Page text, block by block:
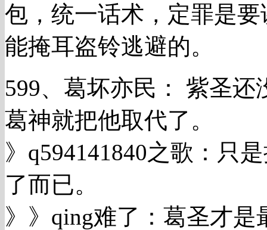
包，统一话术，定罪是
能掩耳盗铃逃避的。
599、葛坏亦民： 紫圣还
葛神就把他取代了。
》q594141840之歌：只
了而已。
》》qing难了：葛圣才